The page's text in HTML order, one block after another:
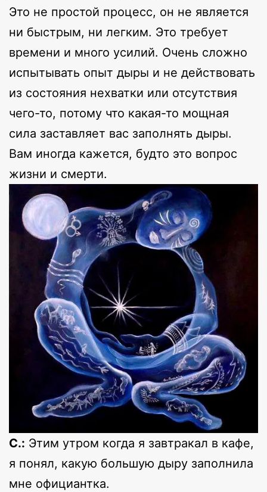
Это не простой процесс, он не является
ни быстрым, ни легким. Это требует
времени и много усилий. Очень сложно
испытывать опыт дыры и не действовать
из состояния нехватки или отсутствия
чего-то, потому что какая-то мощная
сила заставляет вас заполнять дыры.
Вам иногда кажется, будто это вопрос
жизни и смерти.
С.: Этим утром когда я завтракал в кафе,
я понял, какую большую дыру заполнила
мне официантка.